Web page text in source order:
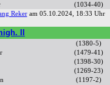
(1034-40)
Rekeram 05.10.2024, 18:33 Uhr
II
(1380-5)
(1479-41)
(1398-30)
(1269-23)
(1197-2)